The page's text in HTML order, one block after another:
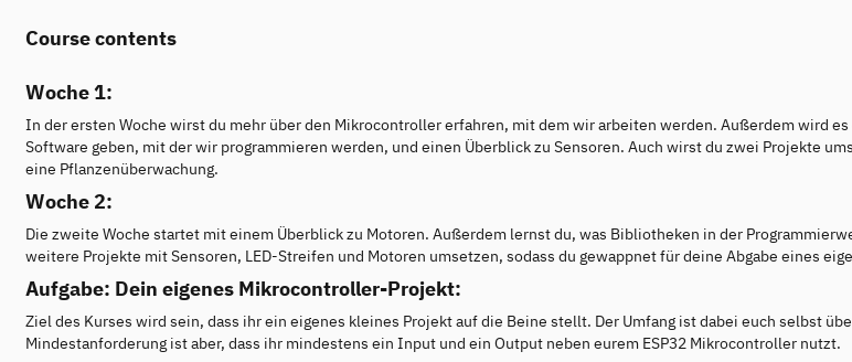
Course contents
Woche 1:
In der ersten Woche wirst du mehr über den Mikrocontroller erfahren, mit dem wir arbeiten werden. Außerdem wird
Software geben, mit der wir programmieren werden, und einen Überblick zu Sensoren. Auch wirst du zwei Projekte
eine Pflanzenüberwachung.
Woche 2:
Die zweite Woche startet mit einem Überblick zu Motoren. Außerdem lernst du, was Bibliotheken in der
weitere Projekte mit Sensoren, LED-Streifen und Motoren umsetzen, sodass du gewappnet für deine Abgabe eines
Aufgabe: Dein eigenes Mikrocontroller-Projekt:
Ziel des Kurses wird sein, dass ihr ein eigenes kleines Projekt auf die Beine stellt. Der Umfang ist dabei euch selbst
Mindestanforderung ist aber, dass ihr mindestens ein Input und ein Output neben eurem ESP32 Mikrocontroller nutzt.